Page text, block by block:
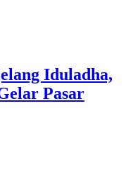
Iduladha,
Pasar